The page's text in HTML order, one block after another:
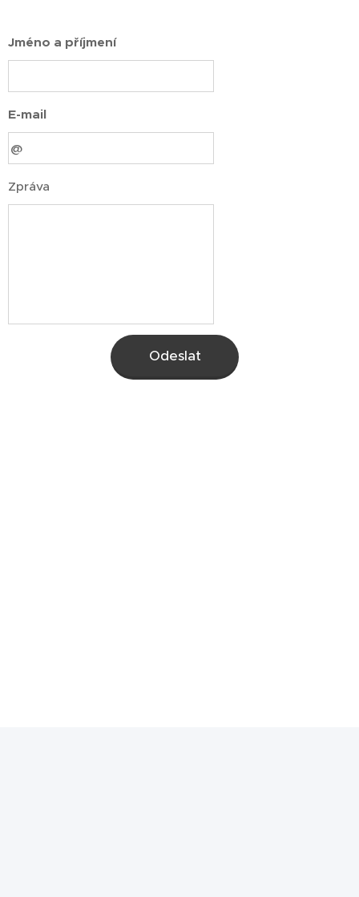
Jméno a příjmení
E-mail
Zpráva
Odeslat